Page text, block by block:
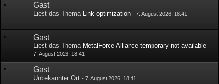
Gast
Liest das Thema Link optimization -7. August 2026, 18:41
Gast
Liest das Thema MetalForce Alliance temporary not available -
7. August 2026, 18:41
Gast
Unbekannter Ort-7. August 2026, 18:41